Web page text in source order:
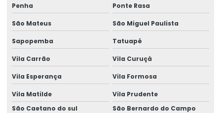
Laudo Estrutural Predio
Laudo estrutural residencial
Laudo Estrutural Telhado
Laudo estrutural telhado
Laudo estrutural valor
Laudo técnico de avaliação estrutural
Penha Ponte Rasa
São Mateus São Miguel Paulista
Sapopemba Tatuapé
Vila Carrão Vila Curuçá
Vila Esperança Vila Formosa
Vila Matilde
Vila Prudente
São Caetano do sul
São Bernardo do Campo